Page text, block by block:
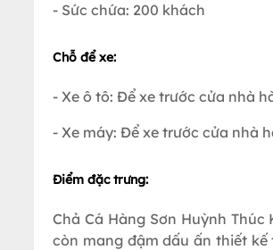
- Sức chứa: 200 khách
Chỗ để xe:
- Xe ô tô: Để xe trước cửa nhà
- Xe máy: Để xe trước cửa nhà
Điểm đặc trưng:
Chả Cá Hàng Sơn Huỳnh
còn mang đậm dấu ấn thiết